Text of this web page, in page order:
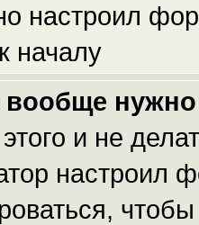
настроил
началу
нужно
и не
настроил